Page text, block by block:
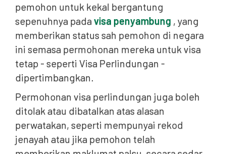
pemohon untuk kekal bergantung
sepenuhnya padavisa penyambung , yang
memberikan status sah pemohon di negara
ini semasa permohonan mereka untuk visa
tetap - seperti Visa Perlindungan -
dipertimbangkan.
Permohonan visa perlindungan juga boleh
ditolak atau dibatalkan atas alasan
perwatakan, seperti mempunyai rekod
jenayah atau jika pemohon telah